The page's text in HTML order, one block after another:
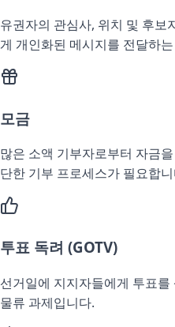
유권자의 관심사, 위치 및 후보
게 개인화된 메시지를 전달하
모금
많은 소액 기부자로부터 자금
단한 기부 프로세스가 필요합
투표 독려 (GOTV)
선거일에 지지자들에게 투표
물류 과제입니다.